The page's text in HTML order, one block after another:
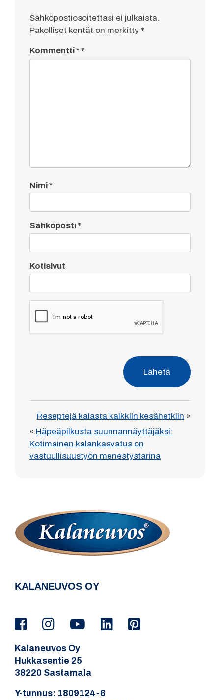
Sähköpostiosoitettasi ei julkaista.
Pakolliset kentät on merkitty *
Kommentti*
Nimi*
Sähköposti*
Kotisivut
Lähetä
Reseptejä kalasta kaikkiin kesähetkiin »
« Häpeäpilkusta suunnannäyttäjäksi:
Kotimainen kalankasvatus on
vastuullisuustyön menestystarina
KALANEUVOS OY
Kalaneuvos Oy
Hukkasentie 25
38220 Sastamala
Y-tunnus: 1809124-6